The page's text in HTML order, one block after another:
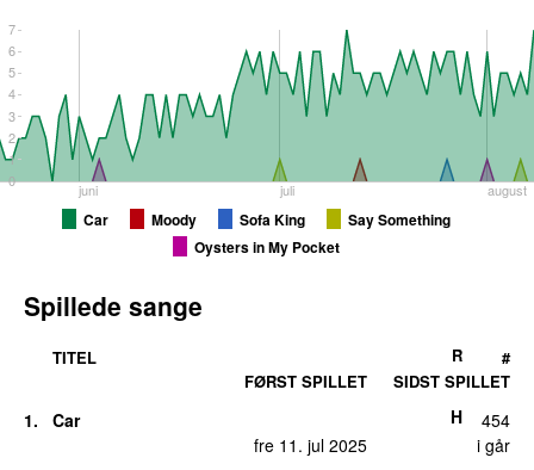
juni juli august
0
1
2
3
4
5
6
7
Car Moody Sofa King
Say Something
Oysters in My Pocket
Spillede sange
TITEL
FØRST SPILLET
SIDST SPILLET
R #
1.
Car
fre 11. jul 2025
i går
H 454